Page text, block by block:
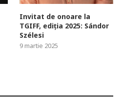
Invitat de onoare la
TGIFF, ediția 2025: Sándor
Szélesi
9 martie 2025